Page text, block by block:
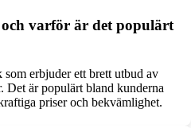
varför är det populärt
erbjuder ett brett utbud av
Det är populärt bland kunderna
priser och bekvämlighet.